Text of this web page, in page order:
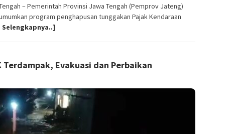
– Pemerintah Provinsi Jawa Tengah (Pemprov Jateng)
program penghapusan tunggakan Pajak Kendaraan
Selengkapnya..]
Evakuasi dan Perbaikan